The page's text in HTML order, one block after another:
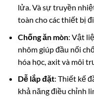
lửa. Và sự truyền
toàn cho các thiết bị
Chống ăn mòn: Vật
nhôm giúp đầu nối
hóa học, axit và môi
Dễ lắp đặt: Thiết kế
khả năng điều chỉnh